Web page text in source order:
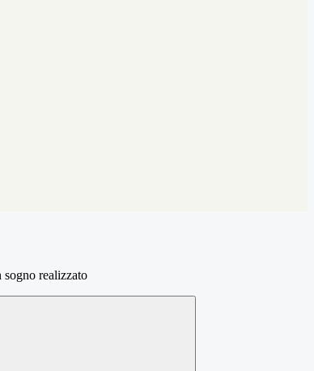
sogno realizzato